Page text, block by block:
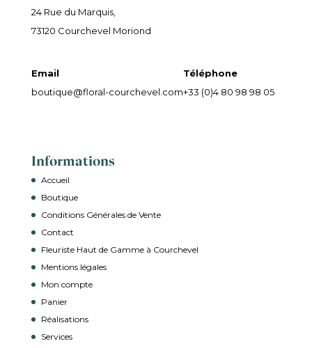
24 Rue du Marquis,
73120 Courchevel Moriond
Email
boutique@floral-courchevel.com
Téléphone
+33 (0)4 80 98 98 05
Informations
Accueil
Boutique
Conditions Générales de Vente
Contact
Fleuriste Haut de Gamme à Courchevel
Mentions légales
Mon compte
Panier
Réalisations
Services